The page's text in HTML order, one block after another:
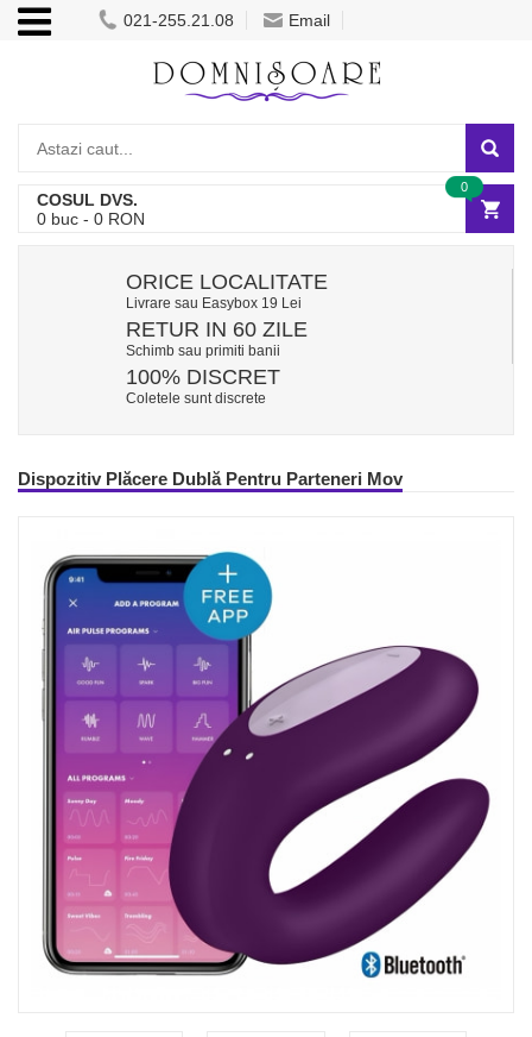
021-255.21.08 Email
COSUL DVS.
0 buc - 0 RON
0
ORICE LOCALITATE
Livrare sau Easybox 19 Lei
RETUR IN 60 ZILE
Schimb sau primiti banii
100% DISCRET
Coletele sunt discrete
Dispozitiv Plăcere Dublă Pentru Parteneri Mov